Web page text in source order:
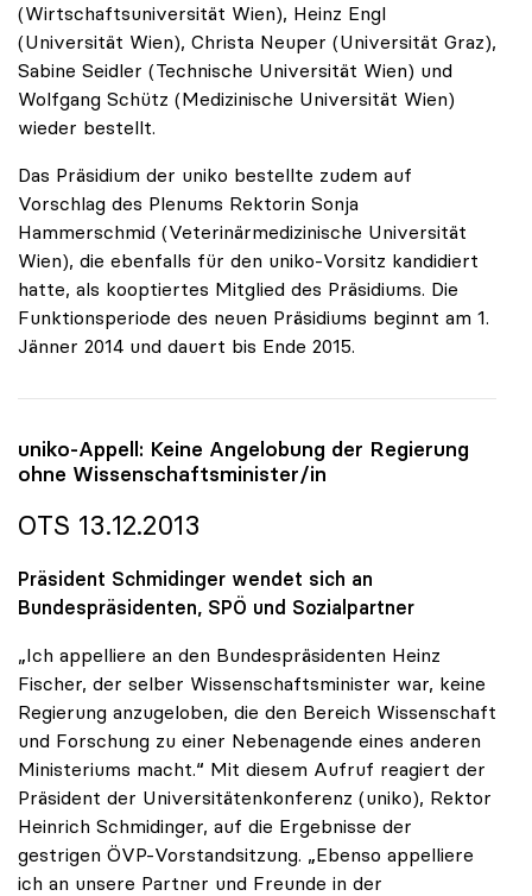
(Wirtschaftsuniversität Wien), Heinz Engl
(Universität Wien), Christa Neuper (Universität Graz),
Sabine Seidler (Technische Universität Wien) und
Wolfgang Schütz (Medizinische Universität Wien)
wieder bestellt.
Das Präsidium der uniko bestellte zudem auf
Vorschlag des Plenums Rektorin Sonja
Hammerschmid (Veterinärmedizinische Universität
Wien), die ebenfalls für den uniko-Vorsitz kandidiert
hatte, als kooptiertes Mitglied des Präsidiums. Die
Funktionsperiode des neuen Präsidiums beginnt am 1.
Jänner 2014 und dauert bis Ende 2015.
uniko-Appell: Keine Angelobung der Regierung
ohne Wissenschaftsminister/in
OTS 13.12.2013
Präsident Schmidinger wendet sich an
Bundespräsidenten, SPÖ und Sozialpartner
„Ich appelliere an den Bundespräsidenten Heinz
Fischer, der selber Wissenschaftsminister war, keine
Regierung anzugeloben, die den Bereich Wissenschaft
und Forschung zu einer Nebenagende eines anderen
Ministeriums macht.“ Mit diesem Aufruf reagiert der
Präsident der Universitätenkonferenz (uniko), Rektor
Heinrich Schmidinger, auf die Ergebnisse der
gestrigen ÖVP-Vorstandsitzung. „Ebenso appelliere
ich an unsere Partner und Freunde in der